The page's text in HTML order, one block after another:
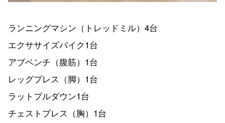
ランニングマシン（トレッドミル）4台
エクササイズバイク1台
アブベンチ（腹筋）1台
レッグプレス（脚）1台
ラットプルダウン1台
チェストプレス（胸）1台